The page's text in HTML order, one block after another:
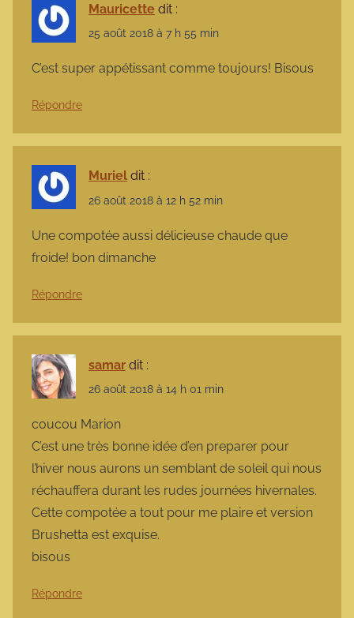
Mauricette dit :
25 août 2018 à 7 h 55 min
C’est super appétissant comme toujours! Bisous
Répondre
Muriel dit :
26 août 2018 à 12 h 52 min
Une compotée aussi délicieuse chaude que
froide! bon dimanche
Répondre
samar dit :
26 août 2018 à 14 h 01 min
coucou Marion
C’est une très bonne idée d’en preparer pour
l’hiver nous aurons un semblant de soleil qui nous
réchauffera durant les rudes journées hivernales.
Cette compotée a tout pour me plaire et version
Brushetta est exquise.
bisous
Répondre